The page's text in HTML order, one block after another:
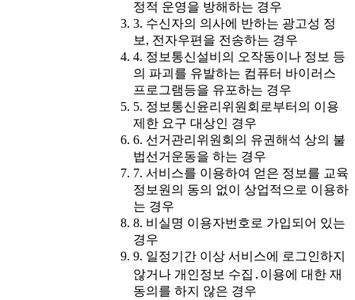
정적 운영을 방해하는 경우
3. 수신자의 의사에 반하는 광고성 정
보, 전자우편을 전송하는 경우
4. 정보통신설비의 오작동이나 정보 등
의 파괴를 유발하는 컴퓨터 바이러스
프로그램등을 유포하는 경우
5. 정보통신윤리위원회로부터의 이용
제한 요구 대상인 경우
6. 선거관리위원회의 유권해석 상의 불
법선거운동을 하는 경우
7. 서비스를 이용하여 얻은 정보를 교육
정보원의 동의 없이 상업적으로 이용하
는 경우
8. 비실명 이용자번호로 가입되어 있는
경우
9. 일정기간 이상 서비스에 로그인하지
않거나 개인정보 수집․이용에 대한 재
동의를 하지 않은 경우